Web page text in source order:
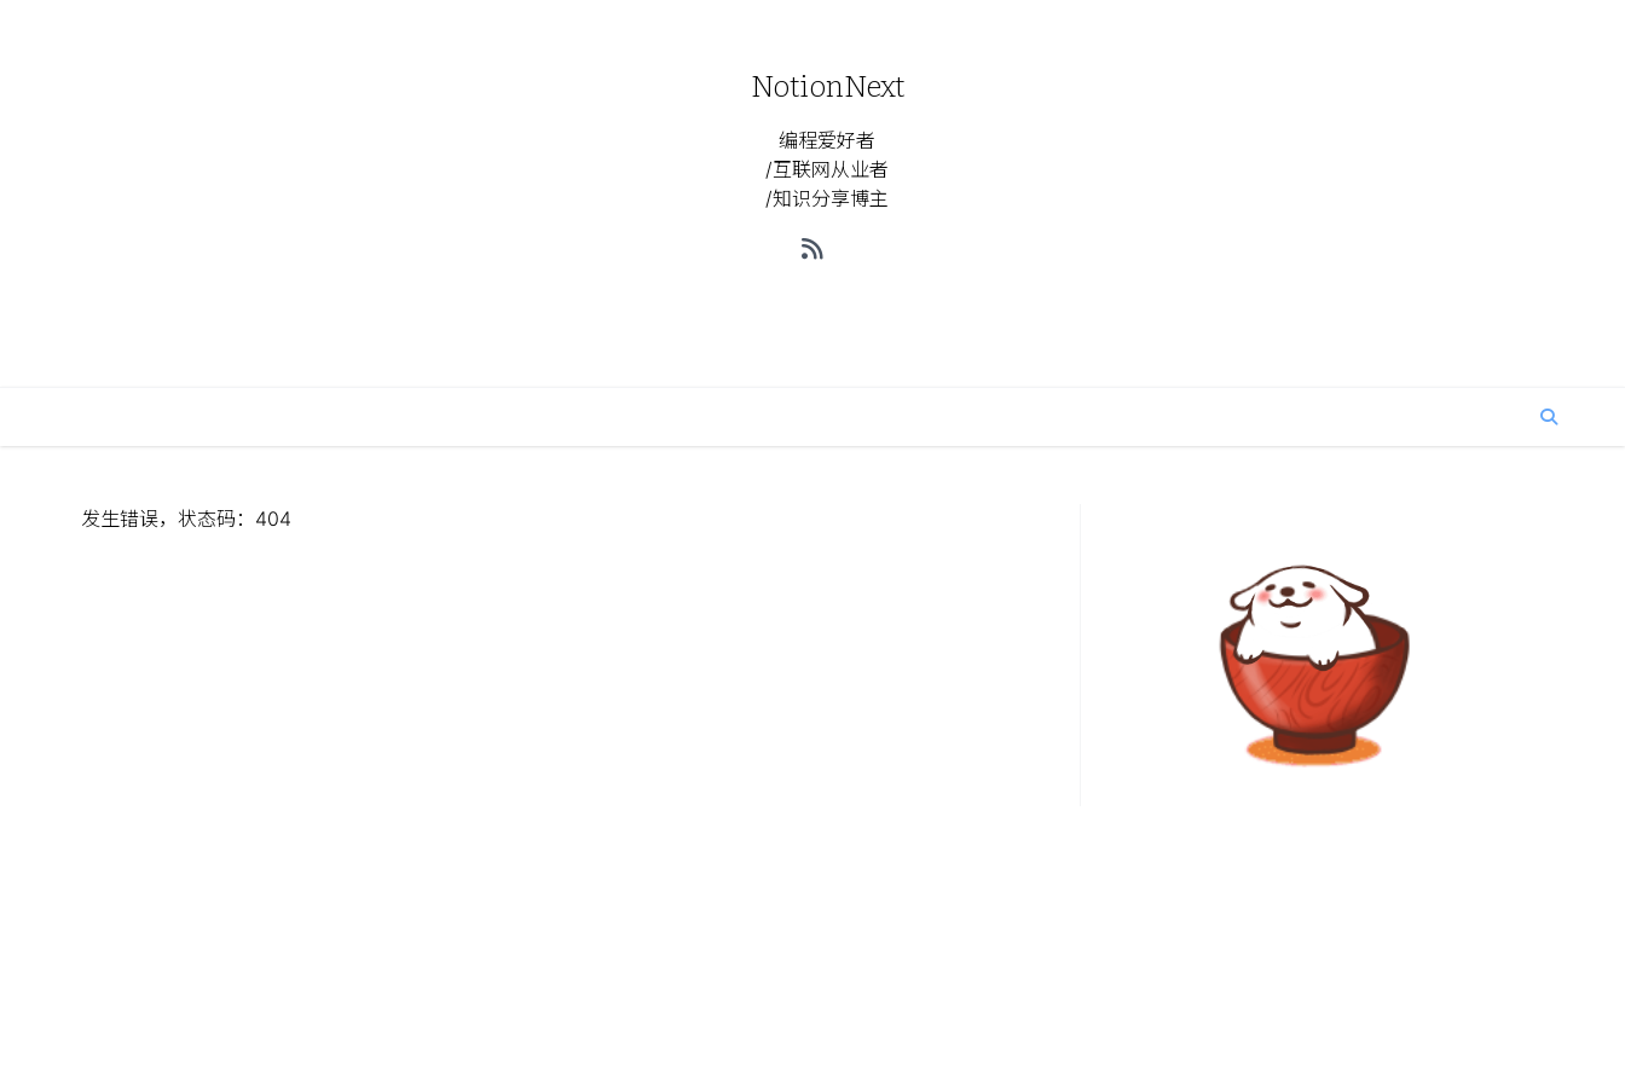
NotionNext
编程爱好者
/互联网从业者
/知识分享博主
发生错误，状态码： 404